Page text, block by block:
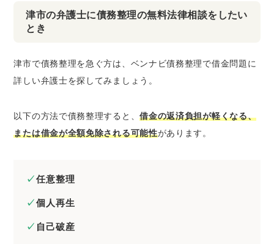
津市の弁護士に債務整理の無料法律相談をしたい
とき
津市で債務整理を急ぐ方は、ベンナビ債務整理で借金問題に
詳しい弁護士を探してみましょう。
以下の方法で債務整理すると、借金の返済負担が軽くなる、
または借金が全額免除される可能性があります。
任意整理
個人再生
自己破産